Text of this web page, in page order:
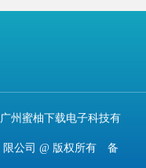
广州蜜柚下载电子科技有
限公司 @ 版权所有 备